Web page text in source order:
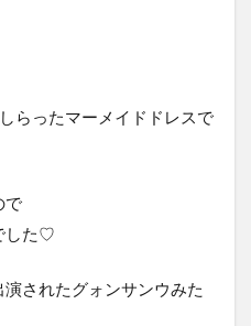
らったマーメイドドレスで
で
した♡
されたグォンサンウみた